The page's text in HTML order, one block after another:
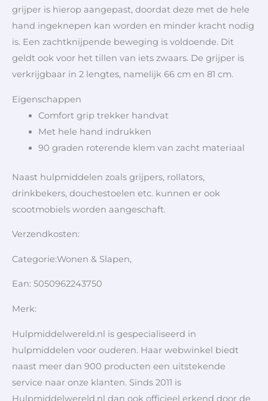
grijper is hierop aangepast, doordat deze met de hele
hand ingeknepen kan worden en minder kracht nodig
is. Een zachtknijpende beweging is voldoende. Dit
geldt ook voor het tillen van iets zwaars. De grijper is
verkrijgbaar in 2 lengtes, namelijk 66 cm en 81 cm.
Eigenschappen
Comfort grip trekker handvat
Met hele hand indrukken
90 graden roterende klem van zacht materiaal
Naast hulpmiddelen zoals grijpers, rollators,
drinkbekers, douchestoelen etc. kunnen er ook
scootmobiels worden aangeschaft.
Verzendkosten:
Categorie:Wonen & Slapen,
Ean: 5050962243750
Merk:
Hulpmiddelwereld.nl is gespecialiseerd in
hulpmiddelen voor ouderen. Haar webwinkel biedt
naast meer dan 900 producten een uitstekende
service naar onze klanten. Sinds 2011 is
Hulpmiddelwereld.nl dan ook officieel erkend door de